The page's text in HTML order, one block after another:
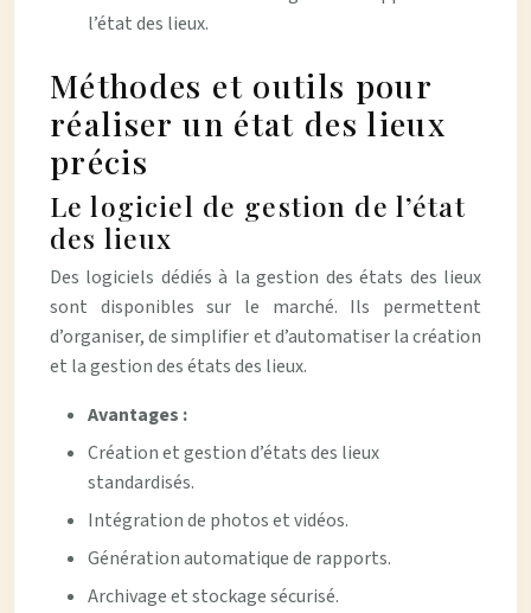
l’état des lieux.
Méthodes et outils pour
réaliser un état des lieux
précis
Le logiciel de gestion de l’état
des lieux
Des logiciels dédiés à la gestion des états des lieux
sont disponibles sur le marché. Ils permettent
d’organiser, de simplifier et d’automatiser la création
et la gestion des états des lieux.
Avantages :
Création et gestion d’états des lieux
standardisés.
Intégration de photos et vidéos.
Génération automatique de rapports.
Archivage et stockage sécurisé.